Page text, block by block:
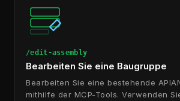
/edit-assembly
Bearbeiten Sie eine Baugruppe
Bearbeiten Sie eine bestehende
mithilfe der MCP-Tools. Verwenden